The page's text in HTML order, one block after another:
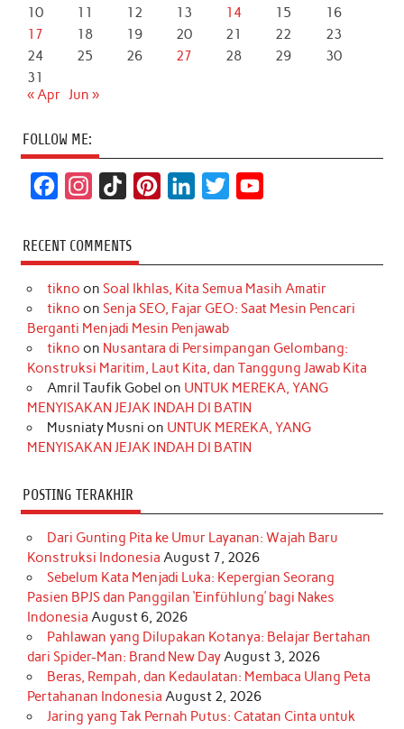
10
11 12 13 14 15
16
17
18 19 20 21 22
23
24
25 26 27 28 29
30
31
« Apr Jun »
FOLLOW ME:
c
e
b
o
k
s
t
a
r
a
m
k
T
o
k
t
e
r
e
s
t
k
e
d
I
n
t
t
r
T
u
e
RECENT COMMENTS
tikno on Soal Ikhlas, Kita Semua Masih Amatir
tikno on Senja SEO, Fajar GEO: Saat Mesin Pencari
Berganti Menjadi Mesin Penjawab
tikno on Nusantara di Persimpangan Gelombang:
Konstruksi Maritim, Laut Kita, dan Tanggung Jawab Kita
Amril Taufik Gobel on UNTUK MEREKA, YANG
MENYISAKAN JEJAK INDAH DI BATIN
Musniaty Musni on UNTUK MEREKA, YANG
MENYISAKAN JEJAK INDAH DI BATIN
POSTING TERAKHIR
Dari Gunting Pita ke Umur Layanan: Wajah Baru
Konstruksi Indonesia August 7, 2026
Sebelum Kata Menjadi Luka: Kepergian Seorang
Pasien BPJS dan Panggilan ‘Einfühlung’ bagi Nakes
Indonesia August 6, 2026
Pahlawan yang Dilupakan Kotanya: Belajar Bertahan
dari Spider-Man: Brand New DayAugust 3, 2026
Beras, Rempah, dan Kedaulatan: Membaca Ulang Peta
Pertahanan Indonesia August 2, 2026
Jaring yang Tak Pernah Putus: Catatan Cinta untuk